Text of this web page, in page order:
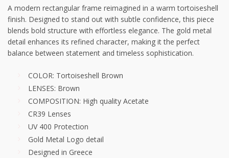
A modern rectangular frame reimagined in a warm tortoiseshell
finish. Designed to stand out with subtle confidence, this piece
blends bold structure with effortless elegance. The gold metal
detail enhances its refined character, making it the perfect
balance between statement and timeless sophistication.
COLOR: Tortoiseshell Brown
LENSES: Brown
COMPOSITION: High quality Acetate
CR39 Lenses
UV 400 Protection
Gold Metal Logo detail
Designed in Greece